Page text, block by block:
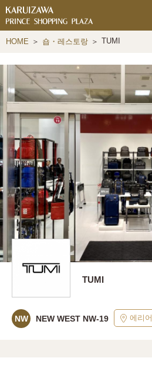
HOME 숍・레스토랑 TUMI
TUMI
NW NEW WEST NW-19 에리어